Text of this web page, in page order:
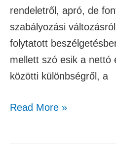
rendeletről, apró, de
szabályozási
folytatott
mellett szó esik a nettó
közötti különbségről, a
Read More »